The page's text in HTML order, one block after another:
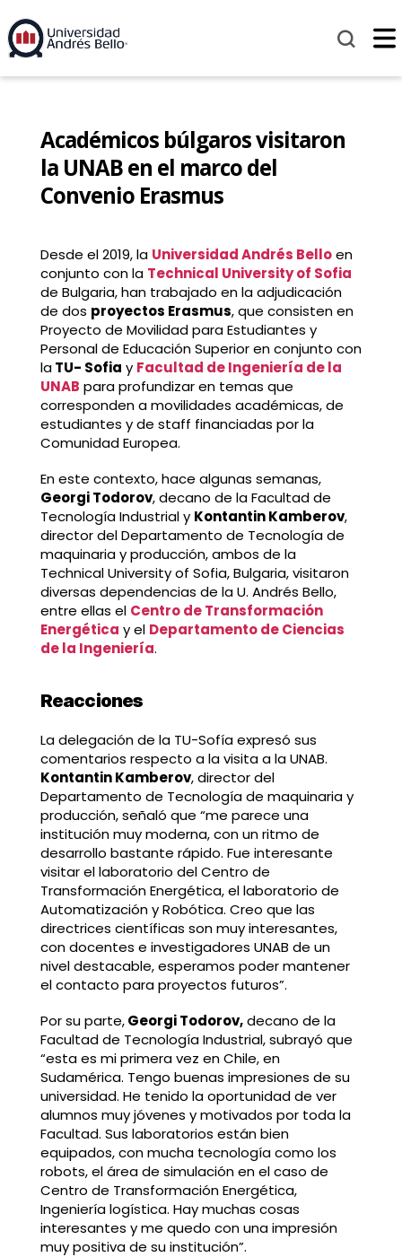
Académicos búlgaros visitaron
la UNAB en el marco del
Convenio Erasmus
Desde el 2019, la Universidad Andrés Belloen
conjunto con la Technical University of Sofia
de Bulgaria, han trabajado en la adjudicación
de dos proyectos Erasmus, que consisten en
Proyecto de Movilidad para Estudiantes y
Personal de Educación Superior en conjunto con
laTU- Sofia y Facultad de Ingeniería de la
UNAB para profundizar en temas que
corresponden a movilidades académicas, de
estudiantes y de staff financiadas por la
Comunidad Europea.
En este contexto, hace algunas semanas,
Georgi Todorov, decano de la Facultad de
Tecnología Industrial y Kontantin Kamberov,
director del Departamento de Tecnología de
maquinaria y producción, ambos de la
Technical University of Sofia, Bulgaria, visitaron
diversas dependencias de la U. Andrés Bello,
entre ellas el Centro de Transformación
Energética y el Departamento de Ciencias
de la Ingeniería.
Reacciones
La delegación de la TU-Sofía expresó sus
comentarios respecto a la visita a la UNAB.
Kontantin Kamberov, director del
Departamento de Tecnología de maquinaria y
producción, señaló que “me parece una
institución muy moderna, con un ritmo de
desarrollo bastante rápido. Fue interesante
visitar el laboratorio del Centro de
Transformación Energética, el laboratorio de
Automatización y Robótica. Creo que las
directrices científicas son muy interesantes,
con docentes e investigadores UNAB de un
nivel destacable, esperamos poder mantener
el contacto para proyectos futuros”.
Por su parte,Georgi Todorov,decano de la
Facultad de Tecnología Industrial, subrayó que
“esta es mi primera vez en Chile, en
Sudamérica. Tengo buenas impresiones de su
universidad. He tenido la oportunidad de ver
alumnos muy jóvenes y motivados por toda la
Facultad. Sus laboratorios están bien
equipados, con mucha tecnología como los
robots, el área de simulación en el caso de
Centro de Transformación Energética,
Ingeniería logística. Hay muchas cosas
interesantes y me quedo con una impresión
muy positiva de su institución”.